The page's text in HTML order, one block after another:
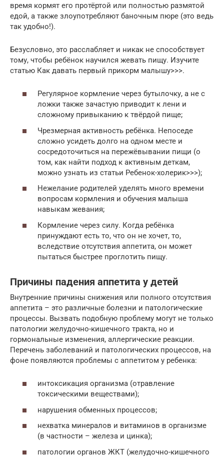
время кормят его протёртой или полностью размятой
едой, а также злоупотребляют баночным пюре (это ведь
так удобно!).
Безусловно, это расслабляет и никак не способствует
тому, чтобы ребёнок научился жевать пищу. Изучите
статью Как давать первый прикорм малышу>>>.
Регулярное кормление через бутылочку, а не с
ложки также зачастую приводит к лени и
сложному привыканию к твёрдой пище;
Чрезмерная активность ребёнка. Непоседе
сложно усидеть долго на одном месте и
сосредоточиться на пережёвывании пищи (о
том, как найти подход к активным деткам,
можно узнать из статьи Ребенок-холерик>>>);
Нежелание родителей уделять много времени
вопросам кормления и обучения малыша
навыкам жевания;
Кормление через силу. Когда ребёнка
принуждают есть то, что он не хочет, то,
вследствие отсутствия аппетита, он может
пытаться быстрее проглотить пищу.
Причины падения аппетита у детей
Внутренние причины снижения или полного отсутствия
аппетита – это различные болезни и патологические
процессы. Вызвать подобную проблему могут не только
патологии желудочно-кишечного тракта, но и
гормональные изменения, аллергические реакции.
Перечень заболеваний и патологических процессов, на
фоне появляются проблемы с аппетитом у ребенка:
интоксикация организма (отравление
токсическими веществами);
нарушения обменных процессов;
нехватка минералов и витаминов в организме
(в частности – железа и цинка);
патологии органов ЖКТ (желудочно-кишечного